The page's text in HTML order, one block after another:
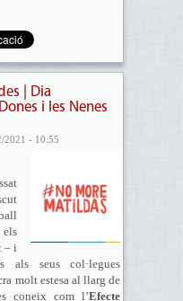
| Dia
i les Nenes
2021 - 10:55
els
– i
als seus col·legues
molt estesa al llarg de
coneix com l’Efecte